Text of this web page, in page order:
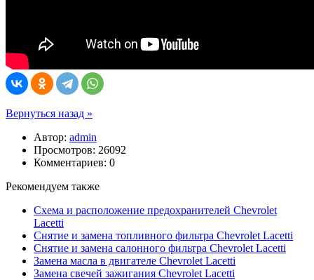
Вернуться назад »
Автор: admin
Просмотров: 26092
Комментариев: 0
Рекомендуем также
Схема и расположение предохранителей Chevrolet
Lacetti
Снятие и замена топливного фильтра Chevrolet Lacetti
Снятие и замена салонного фильтра Chevrolet Lacetti
Замена масла в двигателе Chevrolet Lacetti
Замена свечей зажигания Chevrolet Lacetti